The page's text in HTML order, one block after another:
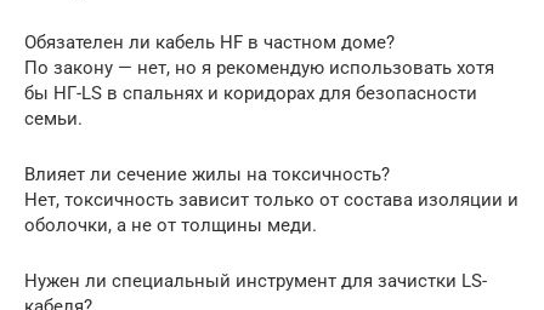
Обязателен ли кабель HF в частном доме?
По закону — нет, но я рекомендую использовать хотя
бы НГ-LS в спальнях и коридорах для безопасности
семьи.
Влияет ли сечение жилы на токсичность?
Нет, токсичность зависит только от состава изоляции и
оболочки, а не от толщины меди.
Нужен ли специальный инструмент для зачистки LS-